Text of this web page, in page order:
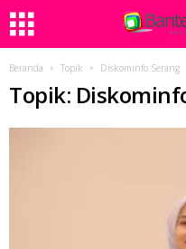
Beranda Topik Diskominfo Serang
Topik: